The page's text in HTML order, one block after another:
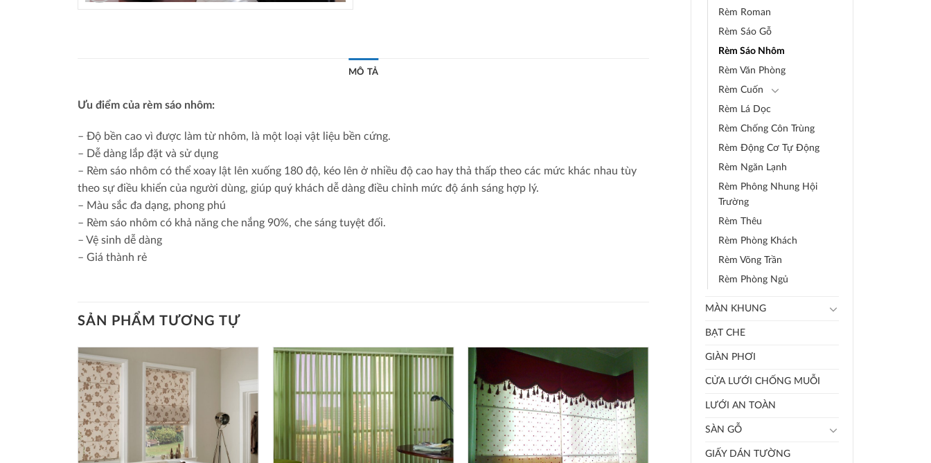
Rèm Roman
Rèm Sáo Gỗ
Rèm Sáo Nhôm
Rèm Văn Phòng
Rèm Cuốn
Rèm Lá Dọc
Rèm Chống Côn Trùng
Rèm Động Cơ Tự Động
Rèm Ngăn Lạnh
Rèm Phông Nhung Hội
Trường
Rèm Thêu
Rèm Phòng Khách
Rèm Võng Trần
Rèm Phòng Ngủ
MÀN KHUNG
BẠT CHE
GIÀN PHƠI
CỬA LƯỚI CHỐNG MUỖI
LƯỚI AN TOÀN
SÀN GỖ
GIẤY DÁN TƯỜNG
MÔ TẢ
Ưu điểm của rèm sáo nhôm:
– Độ bền cao vì được làm từ nhôm, là một loại vật liệu bền cứng.
– Dễ dàng lắp đặt và sử dụng
– Rèm sáo nhôm có thể xoay lật lên xuống 180 độ, kéo lên ở nhiều độ cao hay thả thấp theo các mức khác nhau tùy
theo sự điều khiển của người dùng, giúp quý khách dễ dàng điều chỉnh mức độ ánh sáng hợp lý.
– Màu sắc đa dạng, phong phú
– Rèm sáo nhôm có khả năng che nắng 90%, che sáng tuyệt đối.
– Vệ sinh dễ dàng
– Giá thành rẻ
SẢN PHẨM TƯƠNG TỰ